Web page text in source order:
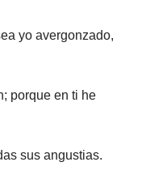
yo avergonzado,
porque en ti he
sus angustias.